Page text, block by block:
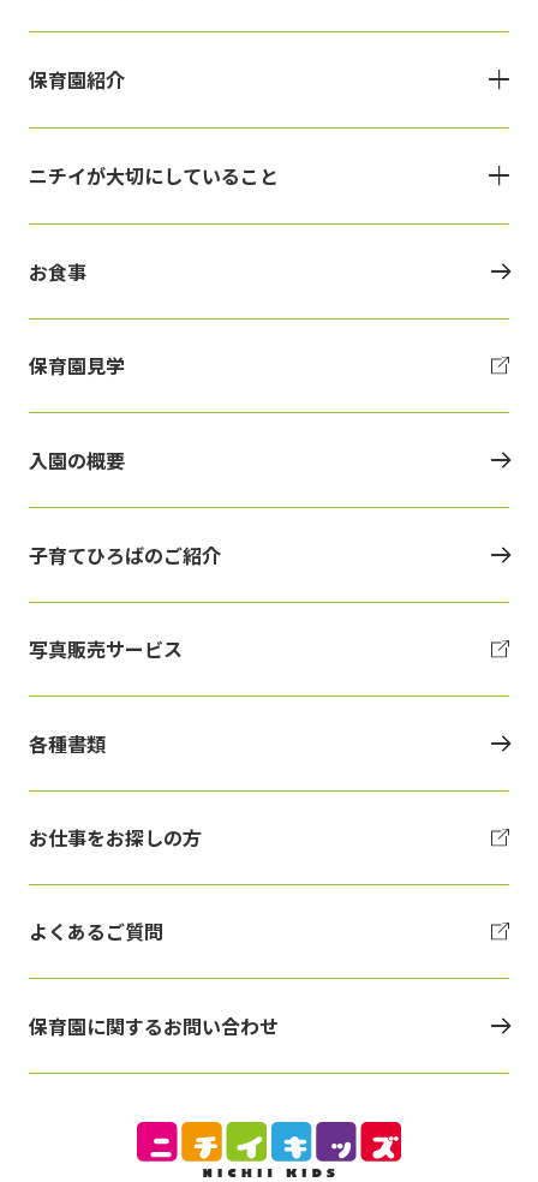
保育園紹介
ニチイが大切にしていること
お食事
保育園見学
入園の概要
子育てひろばのご紹介
写真販売サービス
各種書類
お仕事をお探しの方
よくあるご質問
保育園に関するお問い合わせ